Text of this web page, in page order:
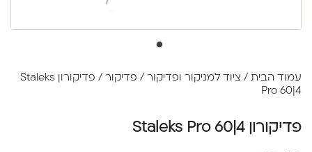
עמוד הבית / ציוד למניקור ופדיקור / פדיקור
/ פדיקורון Staleks
Pro 60|4
פדיקורון Staleks Pro 60|4